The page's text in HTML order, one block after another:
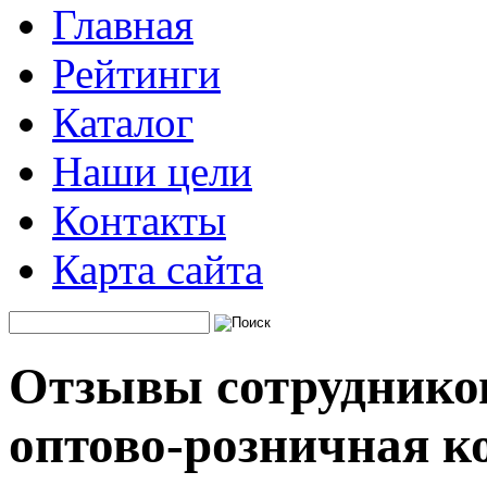
Главная
Рейтинги
Каталог
Наши цели
Контакты
Карта сайта
Отзывы
оптово-розничная